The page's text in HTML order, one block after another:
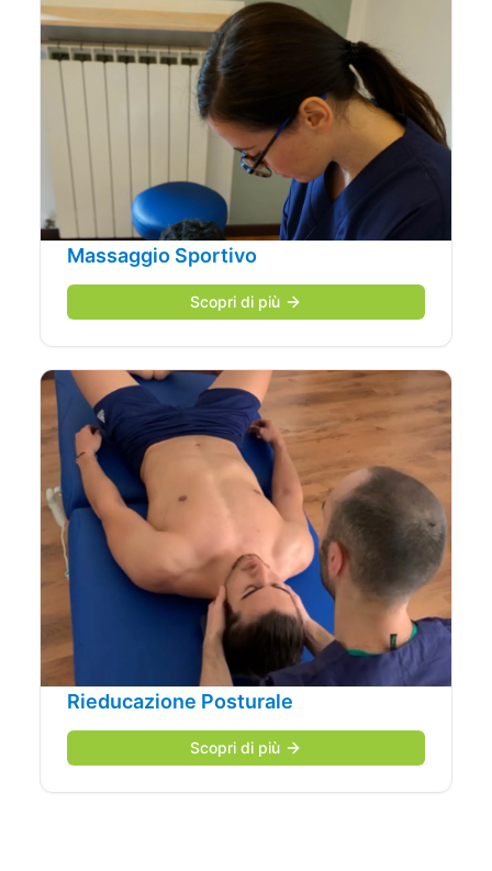
Massaggio Sportivo
Scopri di più
Rieducazione Posturale
Scopri di più